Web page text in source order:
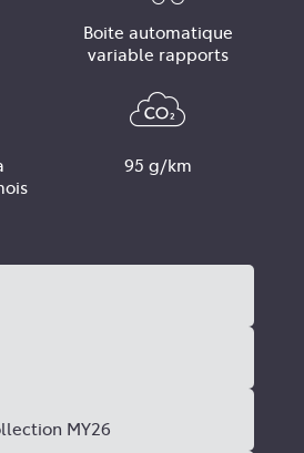
Boite automatique
variable rapports
95 g/km
MY26